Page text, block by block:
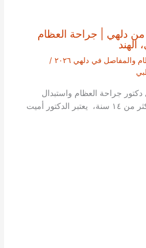
دلهي | جراحة العظام
الهند
والمفاصل في دلهي ٢٠٢٦
/
جراحة العظام واستبدال
المفاصل في دلهي. بخبرة أكثر من ١٤ سنة، يعتبر الدكتور أميت